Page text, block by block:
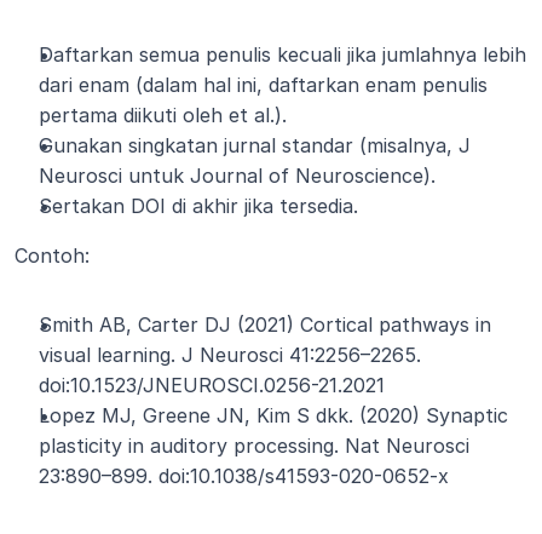
Daftarkan semua penulis kecuali jika jumlahnya lebih
dari enam (dalam hal ini, daftarkan enam penulis
pertama diikuti oleh et al.).
Gunakan singkatan jurnal standar (misalnya, J
Neurosci untuk Journal of Neuroscience).
Sertakan DOI di akhir jika tersedia.
Contoh:
Smith AB, Carter DJ (2021) Cortical pathways in
visual learning. J Neurosci 41:2256–2265.
doi:10.1523/JNEUROSCI.0256-21.2021
Lopez MJ, Greene JN, Kim S dkk. (2020) Synaptic
plasticity in auditory processing. Nat Neurosci
23:890–899. doi:10.1038/s41593-020-0652-x